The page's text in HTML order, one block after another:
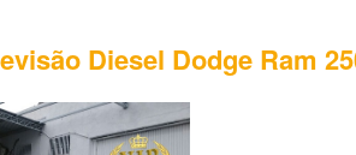
Diesel Dodge Ram